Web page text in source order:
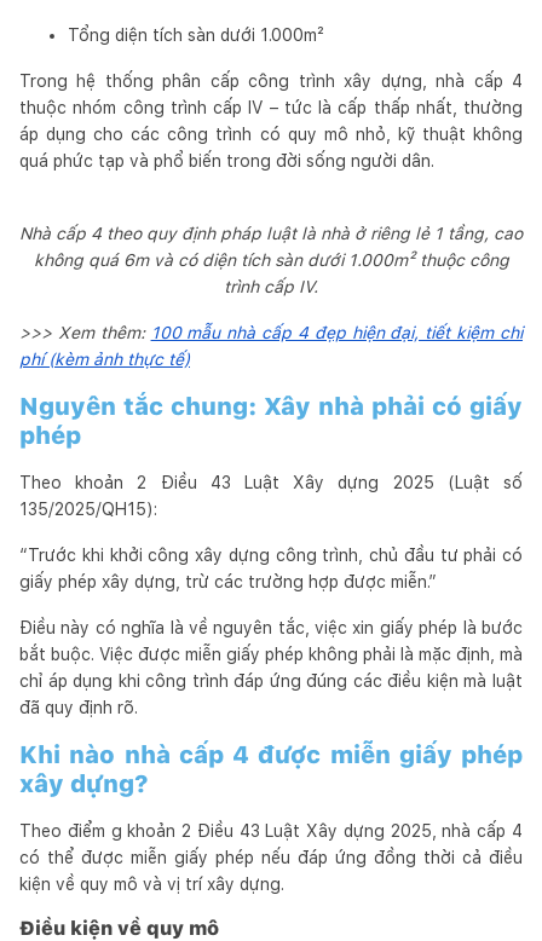
Tổng diện tích sàn dưới 1.000m²
Trong hệ thống phân cấp công trình xây dựng, nhà cấp 4
thuộc nhóm công trình cấp IV – tức là cấp thấp nhất, thường
áp dụng cho các công trình có quy mô nhỏ, kỹ thuật không
quá phức tạp và phổ biến trong đời sống người dân.
Nhà cấp 4 theo quy định pháp luật là nhà ở riêng lẻ 1 tầng, cao
không quá 6m và có diện tích sàn dưới 1.000m² thuộc công
trình cấp IV.
>>> Xem thêm: 100 mẫu nhà cấp 4 đẹp hiện đại, tiết kiệm chi
phí (kèm ảnh thực tế)
Nguyên tắc chung: Xây nhà phải có giấy
phép
Theo khoản 2 Điều 43 Luật Xây dựng 2025 (Luật số
135/2025/QH15):
“Trước khi khởi công xây dựng công trình, chủ đầu tư phải có
giấy phép xây dựng, trừ các trường hợp được miễn.”
Điều này có nghĩa là về nguyên tắc, việc xin giấy phép là bước
bắt buộc. Việc được miễn giấy phép không phải là mặc định, mà
chỉ áp dụng khi công trình đáp ứng đúng các điều kiện mà luật
đã quy định rõ.
Khi nào nhà cấp 4 được miễn giấy phép
xây dựng?
Theo điểm g khoản 2 Điều 43 Luật Xây dựng 2025, nhà cấp 4
có thể được miễn giấy phép nếu đáp ứng đồng thời cả điều
kiện về quy mô và vị trí xây dựng.
Điều kiện về quy mô